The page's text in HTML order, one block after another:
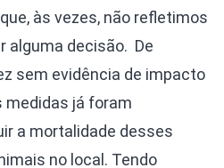
às vezes, não refletimos
alguma decisão. De
sem evidência de impacto
medidas já foram
a mortalidade desses
no local. Tendo